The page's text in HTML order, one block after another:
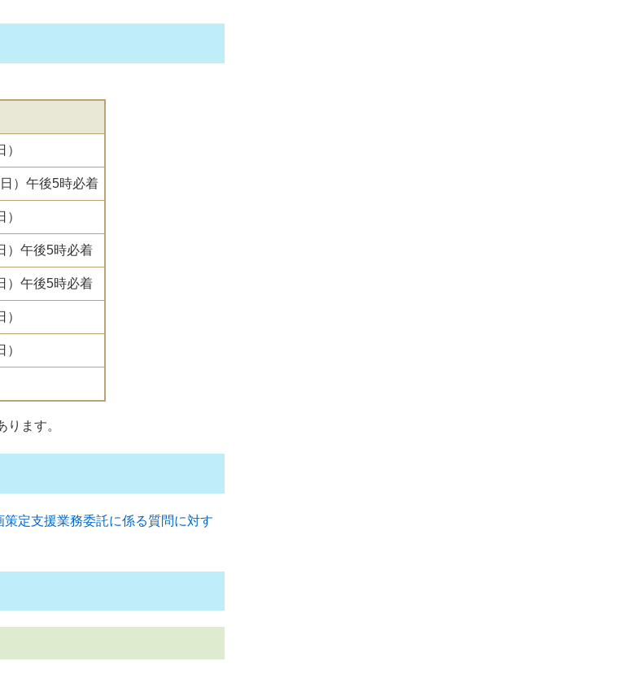
）午後5時必着
）午後5時必着
）午後5時必着
ます。
定支援業務委託に係る質問に対す